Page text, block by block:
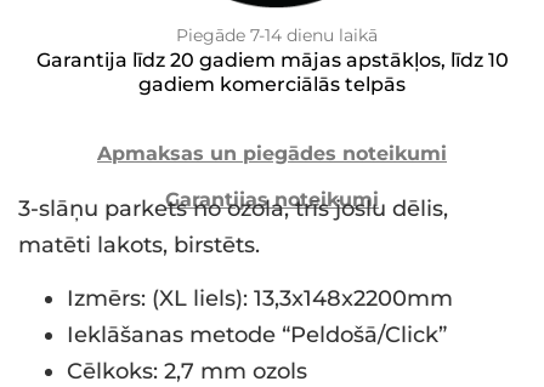
Piegāde 7-14 dienu laikā
Garantija līdz 20 gadiem mājas apstākļos, līdz 10
gadiem komerciālās telpās
Apmaksas un piegādes noteikumi
Garantijas noteikumi
3-slāņu parkets no ozola, trīs joslu dēlis,
matēti lakots, birstēts.
Izmērs: (XL liels): 13,3x148x2200mm
Ieklāšanas metode “Peldošā/Click”
Cēlkoks: 2,7 mm ozols